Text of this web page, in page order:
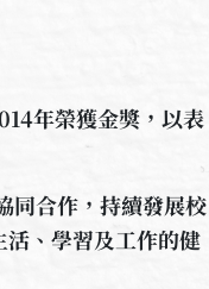
年榮獲金獎，以表
同合作，持續發展校
、學習及工作的健